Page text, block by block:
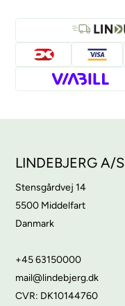
LINDEBJERG A/S
Stensgårdvej 14
5500 Middelfart
Danmark
+45 63150000
mail@lindebjerg.dk
CVR: DK10144760